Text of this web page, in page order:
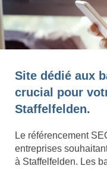
Site dédié aux
crucial pour
Staffelfelden.
Le référencement
entreprises
à Staffelfelden. Les